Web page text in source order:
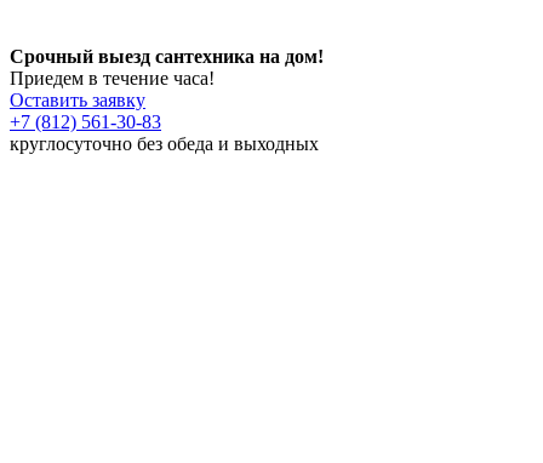
Срочный выезд сантехника на дом!
Приедем в течение часа!
Оставить заявку
+7 (812) 561-30-83
круглосуточно без обеда и выходных